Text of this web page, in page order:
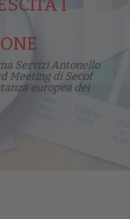
I
Servizi Antonello
Meeting di Secof
europea dei